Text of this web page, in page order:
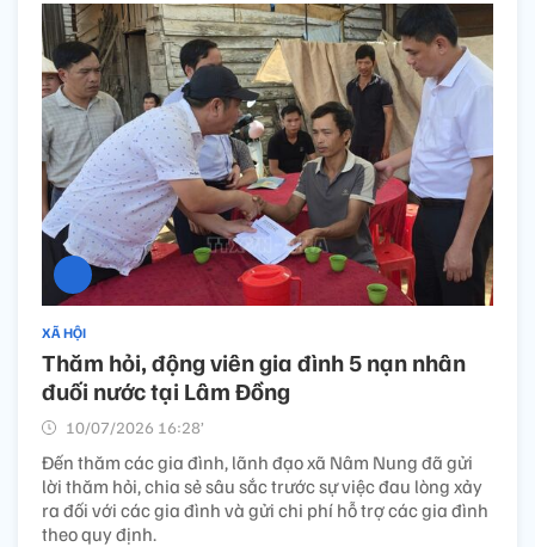
XÃ HỘI
Thăm hỏi, động viên gia đình 5 nạn nhân
đuối nước tại Lâm Đồng
10/07/2026 16:28’
Đến thăm các gia đình, lãnh đạo xã Nâm Nung đã gửi
lời thăm hỏi, chia sẻ sâu sắc trước sự việc đau lòng xảy
ra đối với các gia đình và gửi chi phí hỗ trợ các gia đình
theo quy định.